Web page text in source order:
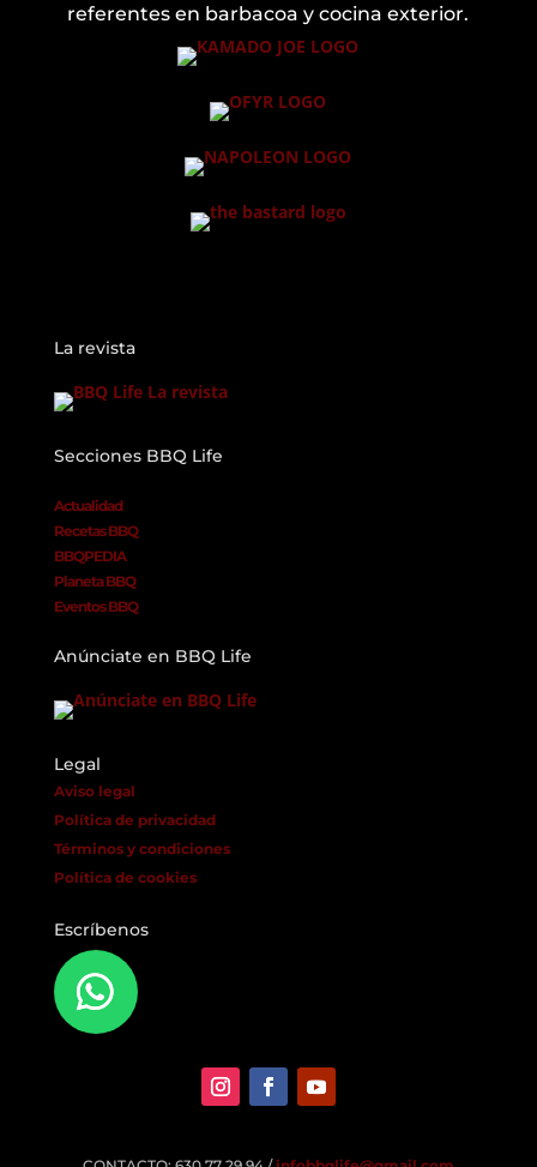
referentes en barbacoa y cocina exterior.
La revista
Secciones BBQ Life
Actualidad
Recetas BBQ
BBQPEDIA
Planeta BBQ
Eventos BBQ
Anúnciate en BBQ Life
Legal
Aviso legal
Política de privacidad
Términos y condiciones
Política de cookies
Escríbenos